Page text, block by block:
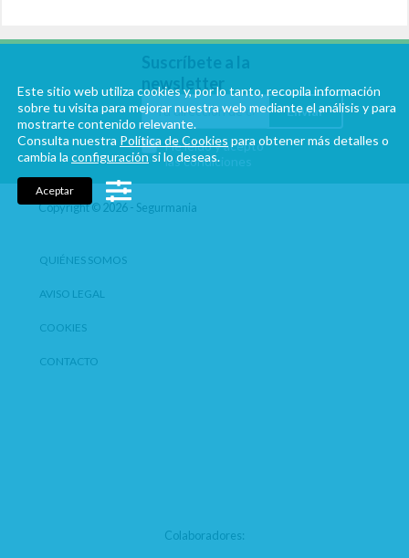
Suscríbete a la
newsletter
Enviar
He leído y acepto
las condiciones
Copyright © 2026 - Segurmania
QUIÉNES SOMOS
AVISO LEGAL
COOKIES
CONTACTO
Colaboradores:
Este sitio web utiliza cookies y, por lo tanto, recopila información
sobre tu visita para mejorar nuestra web mediante el análisis y para
mostrarte contenido relevante.
Consulta nuestra Política de Cookies para obtener más detalles o
cambia la configuración si lo deseas.
Aceptar